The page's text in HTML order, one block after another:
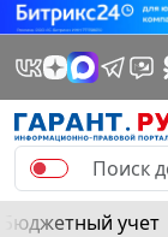
Бюджетный учет